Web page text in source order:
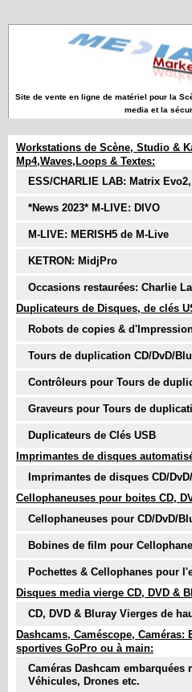
Site de vente en ligne de matériel pour la
media et la
Workstations de Scène, Studio &
Mp4,Waves,Loops & Textes:
ESS/CHARLIE LAB: Matrix
*News 2023* M-LIVE: DIVO
M-LIVE: MERISH5 de M-Live
KETRON: MidjPro
Occasions restaurées: Charlie
Duplicateurs de Disques, de clés
Robots de copies &
Tours de duplication CD/DvD/
Contrôleurs pour Tours de
Graveurs pour Tours de
Duplicateurs de Clés USB
Imprimantes de disques
Imprimantes de disques CD/
Cellophaneuses pour boites CD,
Cellophaneuses pour CD/DvD/
Bobines de film pour
Pochettes & Cellophanes pour
Disques media vierge CD, DVD &
CD, DVD & Bluray Vierges de
Dashcams, Caméscope, Caméras:
sportives GoPro ou à main:
Caméras Dashcam
Véhicules, Drones etc.